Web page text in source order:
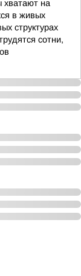
хватают на
в живых
структурах
сотни,